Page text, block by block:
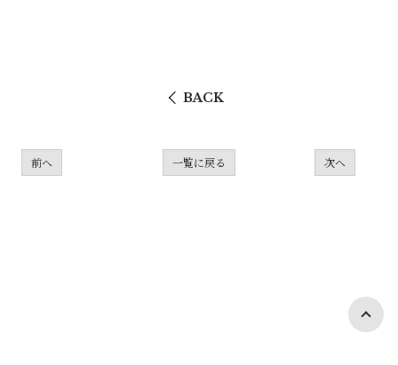
BACK
前へ 一覧に戻る 次へ